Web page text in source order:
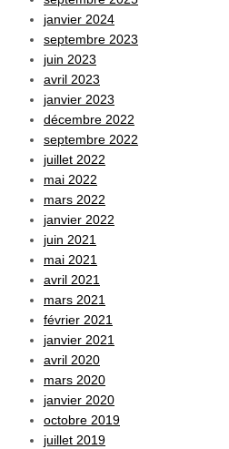
janvier 2024
septembre 2023
juin 2023
avril 2023
janvier 2023
décembre 2022
septembre 2022
juillet 2022
mai 2022
mars 2022
janvier 2022
juin 2021
mai 2021
avril 2021
mars 2021
février 2021
janvier 2021
avril 2020
mars 2020
janvier 2020
octobre 2019
juillet 2019